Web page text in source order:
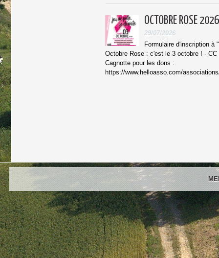
OCTOBRE ROSE 2026
29/07/2026
Formulaire d'inscription à
Octobre Rose : c'est le 3 octobre ! -
Cagnotte pour les dons :
https://www.helloasso.com/